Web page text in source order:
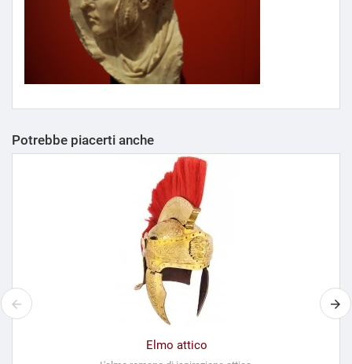
Potrebbe piacerti anche
Elmo attico